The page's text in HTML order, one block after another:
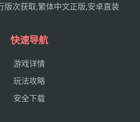
版次获取,繁体中文正版,安卓直装
快速导航
游戏详情
玩法攻略
安全下载